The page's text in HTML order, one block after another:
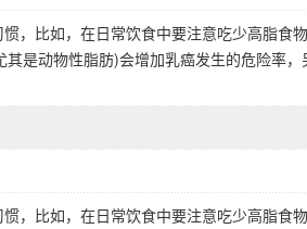
，比如，在日常饮食中要注意吃少高脂食
是动物性脂肪)会增加乳癌发生的危险率
，比如，在日常饮食中要注意吃少高脂食